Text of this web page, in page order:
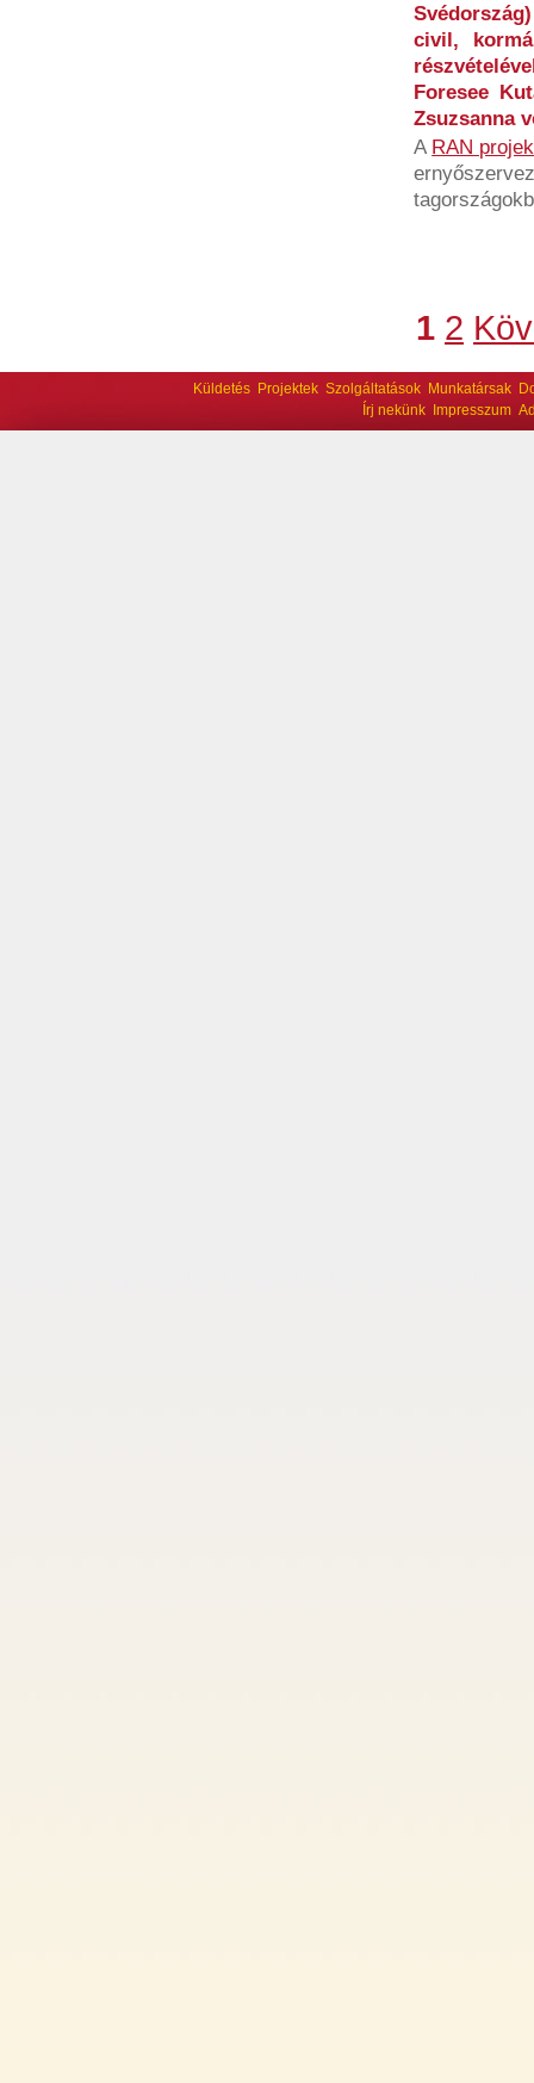
civil,
Foresee
Zsuzsanna
A RAN
1 2
Küldetés Projektek Szolgáltatások Munkatársak
Írj nekünk
Impresszum